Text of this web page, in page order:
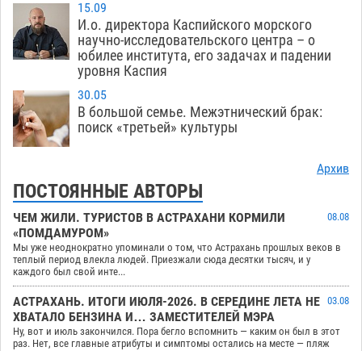
15.09
И.о. директора Каспийского морского
научно-исследовательского центра – о
юбилее института, его задачах и падении
уровня Каспия
30.05
В большой семье. Межэтнический брак:
поиск «третьей» культуры
Архив
ПОСТОЯННЫЕ АВТОРЫ
ЧЕМ ЖИЛИ. ТУРИСТОВ В АСТРАХАНИ КОРМИЛИ
«ПОМДАМУРОМ»
08.08
Мы уже неоднократно упоминали о том, что Астрахань прошлых веков в
теплый период влекла людей. Приезжали сюда десятки тысяч, и у
каждого был свой инте...
АСТРАХАНЬ. ИТОГИ ИЮЛЯ-2026. В СЕРЕДИНЕ ЛЕТА НЕ
ХВАТАЛО БЕНЗИНА И… ЗАМЕСТИТЕЛЕЙ МЭРА
03.08
Ну, вот и июль закончился. Пора бегло вспомнить — каким он был в этот
раз. Нет, все главные атрибуты и симптомы остались на месте — пляж